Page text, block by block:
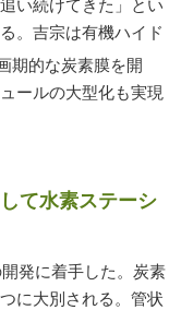
い続けてきた」とい
。吉宗は有機ハイド
期的な炭素膜を開
ールの大型化も実現
発に着手した。炭素
に大別される。管状